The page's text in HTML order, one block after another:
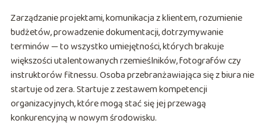
Zarządzanie projektami, komunikacja z klientem, rozumienie
budżetów, prowadzenie dokumentacji, dotrzymywanie
terminów — to wszystko umiejętności, których brakuje
większości utalentowanych rzemieślników, fotografów czy
instruktorów fitnessu. Osoba przebranżawiająca się z biura nie
startuje od zera. Startuje z zestawem kompetencji
organizacyjnych, które mogą stać się jej przewagą
konkurencyjną w nowym środowisku.